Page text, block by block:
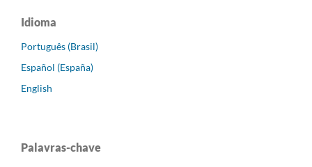
Idioma
Português (Brasil)
Español (España)
English
Palavras-chave